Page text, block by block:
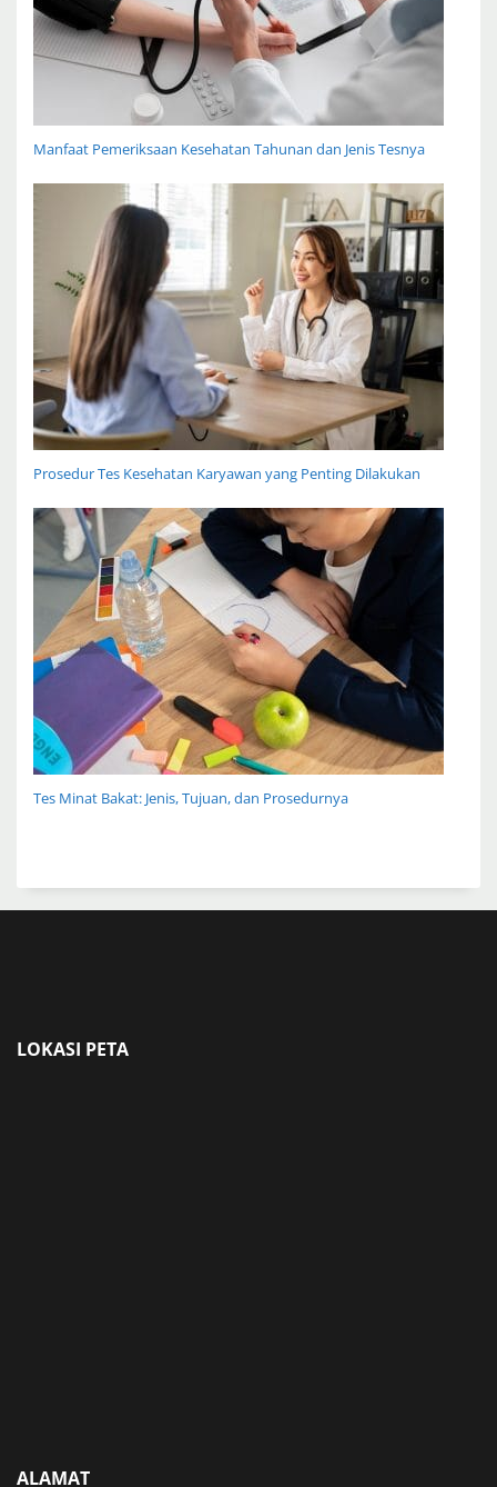
Manfaat Pemeriksaan Kesehatan Tahunan dan Jenis Tesnya
Prosedur Tes Kesehatan Karyawan yang Penting Dilakukan
Tes Minat Bakat: Jenis, Tujuan, dan Prosedurnya
LOKASI PETA
ALAMAT